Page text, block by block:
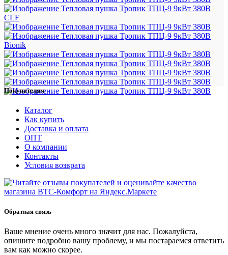
CLF
Bionik
Покупателям
Каталог
Как купить
Доставка и оплата
ОПТ
О компании
Контакты
Условия возврата
Обратная связь
Ваше мнение очень много значит для нас. Пожалуйста,
опишите подробно вашу проблему, и мы постараемся ответить
вам как можно скорее.